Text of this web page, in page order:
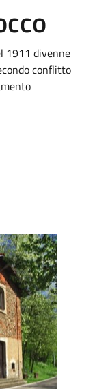
1911 divenne
conflitto